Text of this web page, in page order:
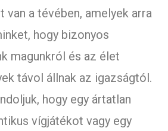
van a tévében, amelyek arra
hogy bizonyos
magunkról és az élet
távol állnak az igazságtól.
hogy egy ártatlan
vígjátékot vagy egy